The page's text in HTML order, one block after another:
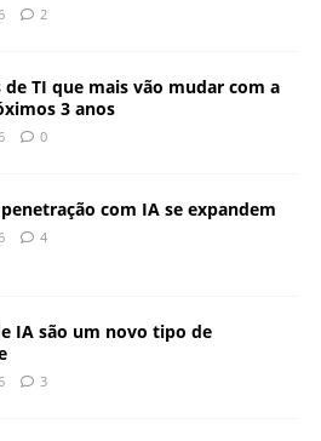
2
de TI que mais vão mudar com a
3 anos
0
com IA se expandem
4
IA são um novo tipo de
3